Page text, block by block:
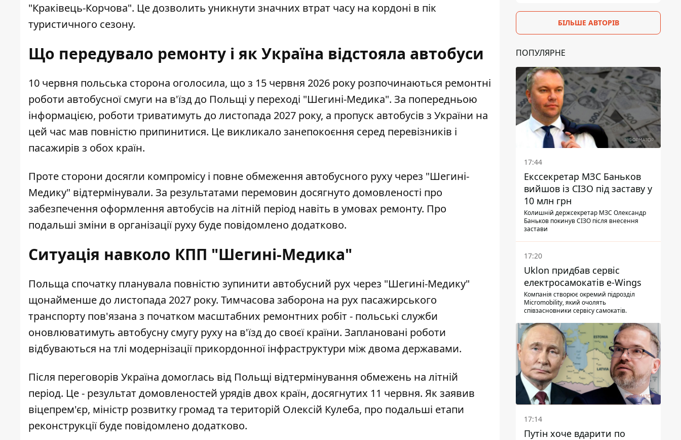
"Краківець-Корчова". Це дозволить уникнути значних втрат часу на кордоні в пік
туристичного сезону.
Що передувало ремонту і як Україна відстояла автобуси
10 червня польська сторона оголосила, що з 15 червня 2026 року розпочинаються ремонтні
роботи автобусної смуги на в'їзд до Польщі у переході "Шегині-Медика". За попередньою
інформацією, роботи триватимуть до листопада 2027 року, а пропуск автобусів з України на
цей час мав повністю припинитися. Це викликало занепокоєння серед перевізників і
пасажирів з обох країн.
Проте сторони досягли компромісу і повне обмеження автобусного руху через "Шегині-
Медику" відтермінували. За результатами перемовин досягнуто домовленості про
забезпечення оформлення автобусів на літній період навіть в умовах ремонту. Про
подальші зміни в організації руху буде повідомлено додатково.
Ситуація навколо КПП "Шегині-Медика"
Польща спочатку планувала повністю зупинити автобусний рух через "Шегині-Медику"
щонайменше до листопада 2027 року. Тимчасова заборона на рух пасажирського
транспорту пов'язана з початком масштабних ремонтних робіт - польські служби
оновлюватимуть автобусну смугу руху на в'їзд до своєї країни. Заплановані роботи
відбуваються на тлі модернізації прикордонної інфраструктури між двома державами.
Після переговорів Україна домоглась від Польщі відтермінування обмежень на літній
період. Це - результат домовленостей урядів двох країн, досягнутих 11 червня. Як заявив
віцепрем'єр, міністр розвитку громад та територій Олексій Кулеба, про подальші етапи
реконструкції буде повідомлено додатково.
БІЛЬШЕ АВТОРІВ
ПОПУЛЯРНЕ
17:44
Екссекретар МЗС Баньков
вийшов із СІЗО під заставу у
10 млн грн
Колишній держсекретар МЗС Олександр
Баньков покинув СІЗО після внесення
застави
17:20
Uklon придбав сервіс
електросамокатів e-Wings
Компанія створює окремий підрозділ
Micromobility, який очолять
співзасновники сервісу самокатів.
17:14
Путін хоче вдарити по